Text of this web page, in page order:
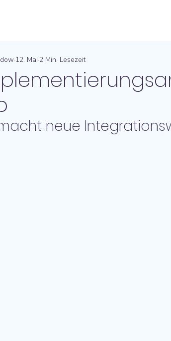
12. Mai 2 Min. Lesezeit
neue